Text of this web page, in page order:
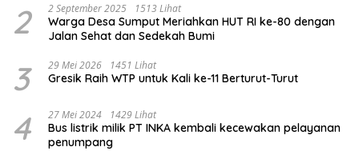
2 2 September 2025 1513 Lihat
Warga Desa Sumput Meriahkan HUT RI ke-80 dengan
Jalan Sehat dan Sedekah Bumi ‎
3 29 Mei 2026 1451 Lihat
Gresik Raih WTP untuk Kali ke-11 Berturut-Turut
4 27 Mei 2024 1429 Lihat
Bus listrik milik PT INKA kembali kecewakan pelayanan
penumpang